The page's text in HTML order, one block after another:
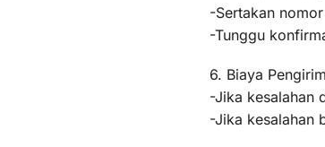
-Sertakan
-Tunggu
6. Biaya
-Jika kesalahan
-Jika kesalahan